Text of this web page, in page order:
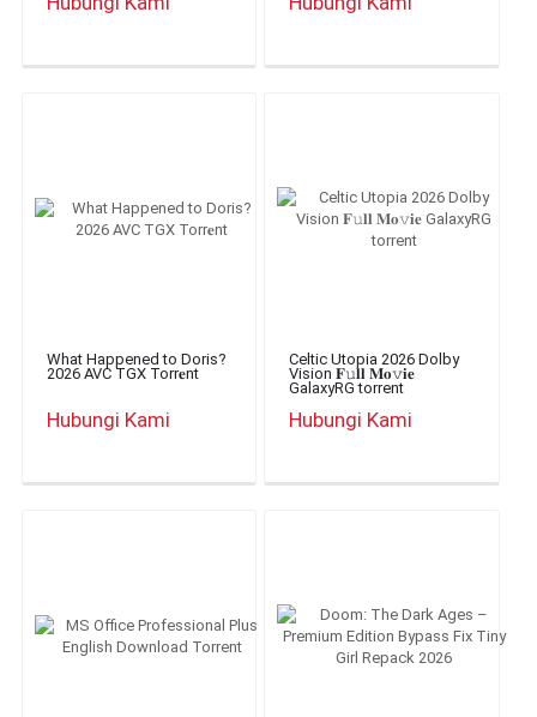
What Happened to Doris?
2026 AVC TGX Torr𝐞nt
Hubungi Kami
Celtic Utopia 2026 Dolby
Vision 𝐅𝚞𝐥𝐥 𝐌𝐨𝚟𝐢𝐞
GalaxyRG torrent
Hubungi Kami